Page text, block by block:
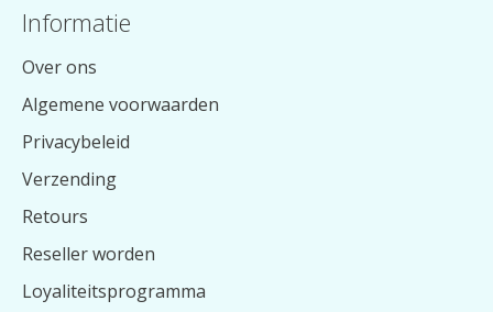
Informatie
Over ons
Algemene voorwaarden
Privacybeleid
Verzending
Retours
Reseller worden
Loyaliteitsprogramma